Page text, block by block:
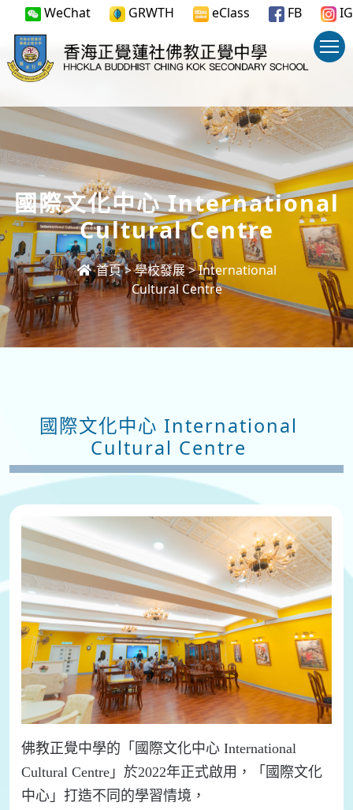
WeChat GRWTH eClass FB IG
國際文化中心 International
Cultural Centre
首頁>學校發展>International
Cultural Centre
國際文化中心 International
Cultural Centre
佛教正覺中學的「國際文化中心 International
Cultural Centre」於2022年正式啟用，「國際文化
中心」打造不同的學習情境，